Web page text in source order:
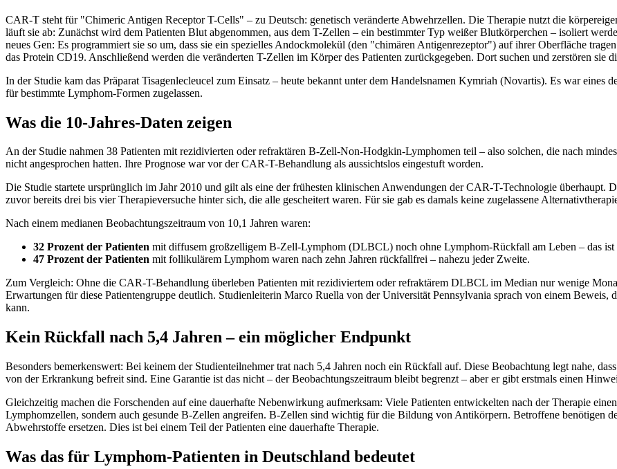
CAR-T steht für "Chimeric Antigen Receptor T-Cells" – zu Deutsch: genetisch veränderte Abwehrzellen. Die Therapie nutzt die
läuft sie ab: Zunächst wird dem Patienten Blut abgenommen, aus dem T-Zellen – ein bestimmter Typ weißer Blutkörperchen – isoliert
neues Gen: Es programmiert sie so um, dass sie ein spezielles Andockmolekül (den "chimären Antigenrezeptor") auf ihrer Oberfläche
das Protein CD19. Anschließend werden die veränderten T-Zellen im Körper des Patienten zurückgegeben. Dort suchen und zerstören sie
In der Studie kam das Präparat Tisagenlecleucel zum Einsatz – heute bekannt unter dem Handelsnamen Kymriah (Novartis). Es war eines
für bestimmte Lymphom-Formen zugelassen.
Was die 10-Jahres-Daten zeigen
An der Studie nahmen 38 Patienten mit rezidivierten oder refraktären B-Zell-Non-Hodgkin-Lymphomen teil – also solchen, die nach
nicht angesprochen hatten. Ihre Prognose war vor der CAR-T-Behandlung als aussichtslos eingestuft worden.
Die Studie startete ursprünglich im Jahr 2010 und gilt als eine der frühesten klinischen Anwendungen der CAR-T-Technologie überhaupt.
zuvor bereits drei bis vier Therapieversuche hinter sich, die alle gescheitert waren. Für sie gab es damals keine zugelassene
Nach einem medianen Beobachtungszeitraum von 10,1 Jahren waren:
32 Prozent der Patienten mit diffusem großzelligem B-Zell-Lymphom (DLBCL) noch ohne Lymphom-Rückfall am Leben – das ist
47 Prozent der Patienten mit follikulärem Lymphom waren nach zehn Jahren rückfallfrei – nahezu jeder Zweite.
Zum Vergleich: Ohne die CAR-T-Behandlung überleben Patienten mit rezidiviertem oder refraktärem DLBCL im Median nur wenige
Erwartungen für diese Patientengruppe deutlich. Studienleiterin Marco Ruella von der Universität Pennsylvania sprach von einem
kann.
Kein Rückfall nach 5,4 Jahren – ein möglicher Endpunkt
Besonders bemerkenswert: Bei keinem der Studienteilnehmer trat nach 5,4 Jahren noch ein Rückfall auf. Diese Beobachtung legt nahe,
von der Erkrankung befreit sind. Eine Garantie ist das nicht – der Beobachtungszeitraum bleibt begrenzt – aber er gibt erstmals einen
Gleichzeitig machen die Forschenden auf eine dauerhafte Nebenwirkung aufmerksam: Viele Patienten entwickelten nach der Therapie
Lymphomzellen, sondern auch gesunde B-Zellen angreifen. B-Zellen sind wichtig für die Bildung von Antikörpern. Betroffene benötigen
Abwehrstoffe ersetzen. Dies ist bei einem Teil der Patienten eine dauerhafte Therapie.
Was das für Lymphom-Patienten in Deutschland bedeutet